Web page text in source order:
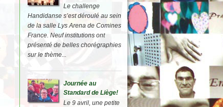
Le challenge
Handidanse s’est déroulé au sein
de la salle Lys Arena de Comines
France. Neuf institutions ont
présenté de belles chorégraphies
sur le thème...
Journée au
Standard de Liège!
Le 9 avril, une petite